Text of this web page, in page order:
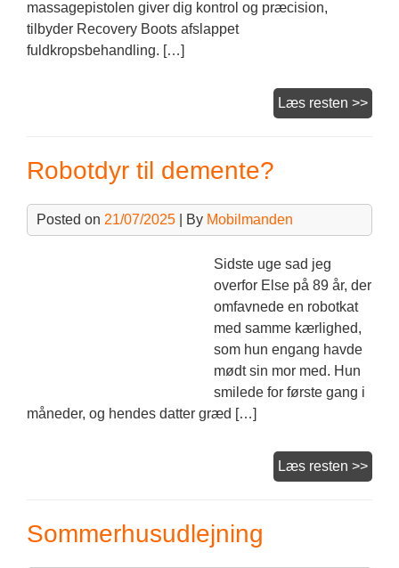
massagepistolen giver dig kontrol og præcision,
tilbyder Recovery Boots afslappet
fuldkropsbehandling. […]
Læs resten >>
eller
Robotdyr til demente?
Posted on 21/07/2025 | By Mobilmanden
Sidste uge sad jeg
overfor Else på 89 år, der
omfavnede en robotkat
med samme kærlighed,
som hun engang havde
mødt sin mor med. Hun
smilede for første gang i
måneder, og hendes datter græd […]
Læs resten >>
til
Sommerhusudlejning